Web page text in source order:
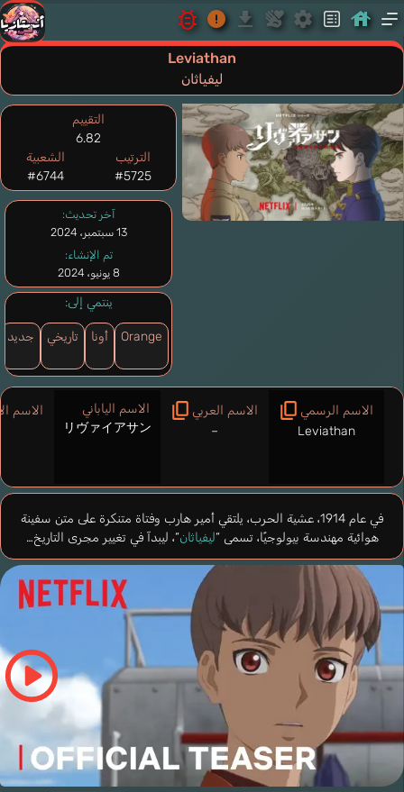
Leviathan
ليفياثان
آخر تحديث:
13 سبتمبر، 2024
تم الإنشاء:
8 يونيو، 2024
ينتمي إلى:
Orange أونا تاريخي جديد
في عام 1914، عشية الحرب، يلتقي أمير هارب وفتاة متنكرة على متن سفينة
هوائية مهندسة بيولوجيًا، تسمى “ليفياثان“، ليبدآ في تغيير مجرى التاريخ…
الاسم الرسمي
Leviathan
الاسم العربي
–
الاسم الياباني
リヴァイアサン
الاسم
التقييم
6.82
الترتيب
#5725
الشعبية
#6744